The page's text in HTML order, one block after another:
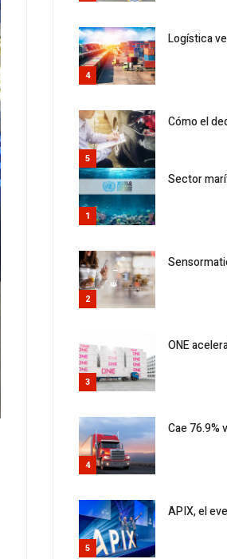
4
Logística
5
Cómo el
1
Sector
2
3
ONE
4
Cae 76.9%
5
APIX, el